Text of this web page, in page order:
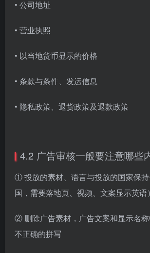
• 公司地址
• 营业执照
• 以当地货币显示的价格
• 条款与条件、发运信息
• 隐私政策、退货政策及退款政策
4.2 广告审核一般要注意哪些
① 投放的素材、语言与投放的国家保
国，需要落地页、视频、文案显示英语）
② 删除广告素材，广告文案和显示名称
不正确的拼写